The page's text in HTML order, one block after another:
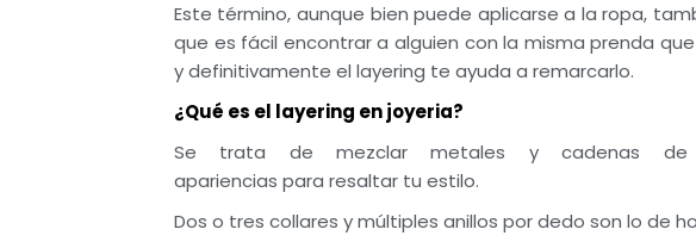
Este término, aunque bien puede aplicarse a la ropa,
que es fácil encontrar a alguien con la misma prenda
y definitivamente el layering te ayuda a remarcarlo.
¿Qué es el layering en joyeria?
Se trata de mezclar metales y cadenas de
apariencias para resaltar tu estilo.
Dos o tres collares y múltiples anillos por dedo son lo de